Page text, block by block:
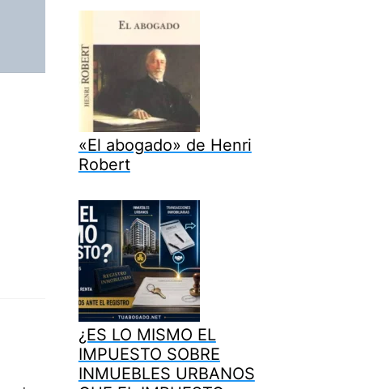
«El abogado» de Henri
Robert
¿ES LO MISMO EL
IMPUESTO SOBRE
INMUEBLES URBANOS